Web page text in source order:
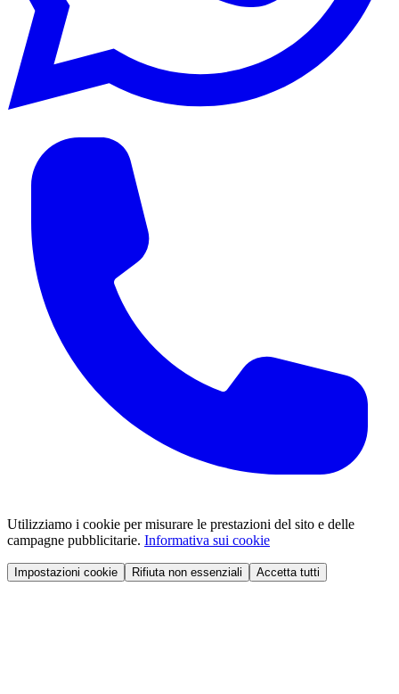
Utilizziamo i cookie per misurare le prestazioni del sito e delle
campagne pubblicitarie. Informativa sui cookie
Impostazioni cookie Rifiuta non essenziali Accetta tutti